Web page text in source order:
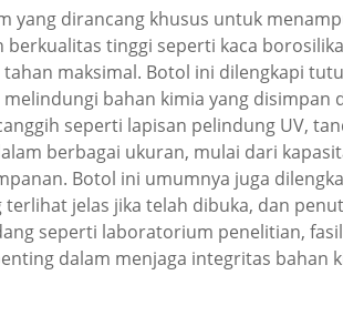
dirancang khusus untuk
tinggi seperti kaca
maksimal. Botol ini dilengkapi
bahan kimia yang disimpan
seperti lapisan pelindung UV,
berbagai ukuran, mulai dari
Botol ini umumnya juga
jelas jika telah dibuka, dan
seperti laboratorium penelitian,
dalam menjaga integritas bahan